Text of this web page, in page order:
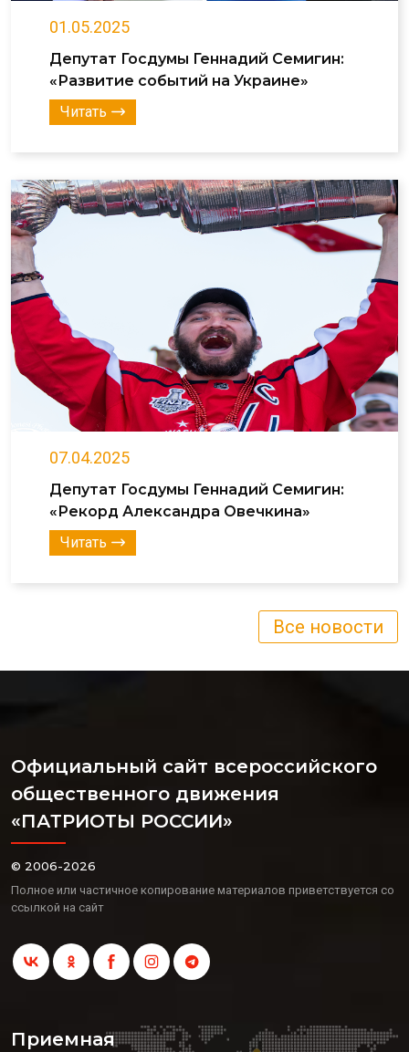
01.05.2025
Депутат Госдумы Геннадий Семигин:
«Развитие событий на Украине»
Читать
07.04.2025
Депутат Госдумы Геннадий Семигин:
«Рекорд Александра Овечкина»
Читать
Все новости
Официальный сайт всероссийского
общественного движения
«ПАТРИОТЫ РОССИИ»
© 2006-2026
Полное или частичное копирование материалов приветствуется со
ссылкой на сайт
Приемная